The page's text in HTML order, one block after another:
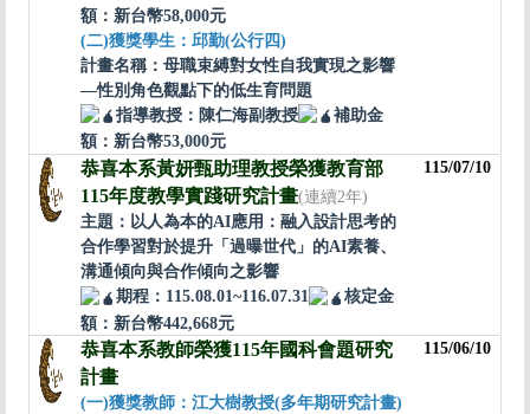
額：新台幣58,000元
(二)獲獎學生：邱勤(公行四)
計畫名稱：母職束縛對女性自我實現之影響
—性別角色觀點下的低生育問題
指導教授：陳仁海副教授
補助金
額：新台幣53,000元
恭喜本系黃妍甄助理教授榮獲教育部
115年度教學實踐研究計畫(連續2年)
主題：以人為本的AI應用：融入設計思考的
合作學習對於提升「過曝世代」的AI素養、
溝通傾向與合作傾向之影響
期程：115.08.01~116.07.31
核定金
額：新台幣442,668元
115/07/10
恭喜本系教師榮獲115年國科會題研究
計畫
(一)獲獎教師：江大樹教授(多年期研究計畫)
115/06/10